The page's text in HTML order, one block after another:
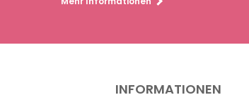
INFORMATIONEN